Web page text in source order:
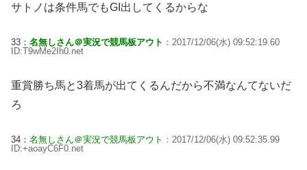
サトノは条件馬でもGI出してくるからな
33： 名無しさん＠実況で競馬板アウト ：2017/12/06(水) 09:52:19.60
ID:T9wMe2Ih0.net
重賞勝ち馬と3着馬が出てくるんだから不満なんてないだ
ろ
34： 名無しさん＠実況で競馬板アウト ：2017/12/06(水) 09:52:35.99
ID:+aoayC6F0.net